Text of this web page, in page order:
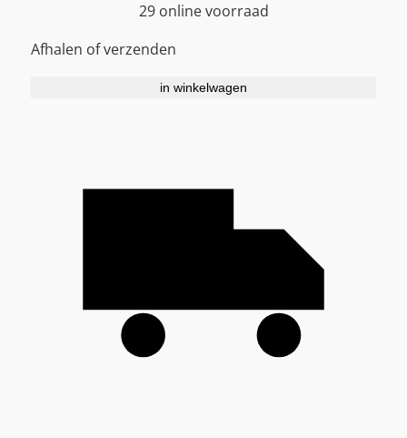
29 online voorraad
Afhalen of verzenden
in winkelwagen